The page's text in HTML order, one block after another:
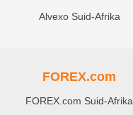
Alvexo Suid-Afrika
FOREX.com
FOREX.com Suid-Afrika